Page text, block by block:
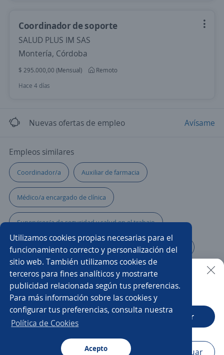
Utilizamos cookies propias necesarias para el
funcionamiento correcto y personalización del
sitio web. También utilizamos cookies de
terceros para fines analíticos y mostrarte
publicidad relacionada según tus preferencias.
Para más información sobre las cookies y
configurar tus preferencias, consulta nuestra
Política de Cookies
Acepto
Coordinador de soporte
SALUD PLUS IM SAS
Montería, Córdoba
$ 295.000,00 (Mensual)
Remoto
Hace 4 días
Nuevas ofertas de empleo Avísame
Empleos similares
Coordinador/a Auxiliar de farmacia
Médico/a encargado de clínica
Supervisor/a de seguridad y salud en el trabajo
Auxiliar de enfermería Coordinador/a de seguridad
Enfermería Supervisor/a ssoma
Ejecutivo/a comercial Enfermero/a
Regente de farmacia
Buscar es más fácil en la app
CT App Abrir
Navegador Continuar